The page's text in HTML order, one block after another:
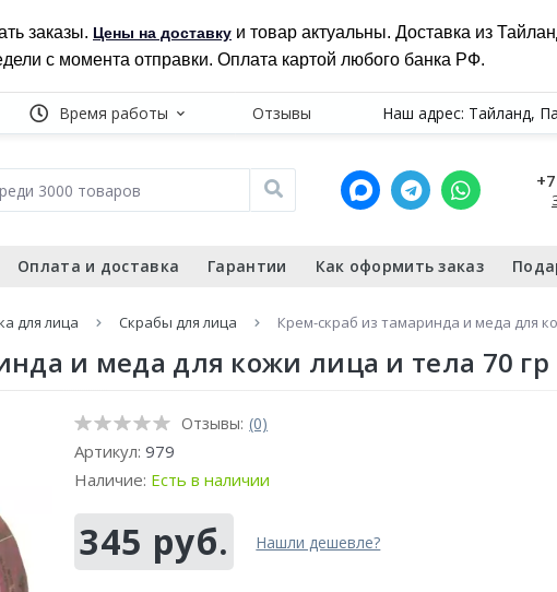
заказы. Цены на доставку и товар актуальны. Доставка из
с момента отправки. Оплата картой любого банка РФ.
Время работы Отзывы Наш адрес: Тайланд,
Оплата и доставка Гарантии Как оформить заказ
для лица Скрабы для лица Крем-скраб из тамаринда и меда для
и меда для кожи лица и тела 70 гр
Отзывы: (0)
Артикул:979
Наличие: Есть в наличии
345 руб. Нашли дешевле?